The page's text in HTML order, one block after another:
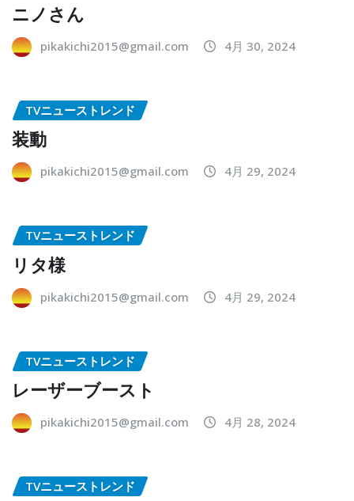
ニノさん
pikakichi2015@gmail.com 4月 30, 2024
TVニューストレンド
装動
pikakichi2015@gmail.com 4月 29, 2024
TVニューストレンド
リタ様
pikakichi2015@gmail.com 4月 29, 2024
TVニューストレンド
レーザーブースト
pikakichi2015@gmail.com 4月 28, 2024
TVニューストレンド